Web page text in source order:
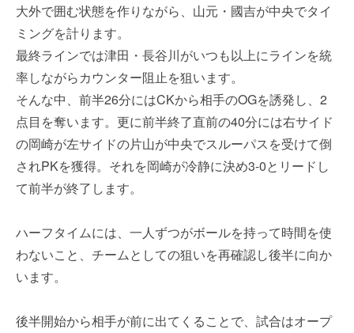
大外で囲む状態を作りながら、山元・國吉が中央でタイ
ミングを計ります。
最終ラインでは津田・長谷川がいつも以上にラインを統
率しながらカウンター阻止を狙います。
そんな中、前半26分にはCKから相手のOGを誘発し、2
点目を奪います。更に前半終了直前の40分には右サイド
の岡崎が左サイドの片山が中央でスルーパスを受けて倒
されPKを獲得。それを岡崎が冷静に決め3-0とリードし
て前半が終了します。
ハーフタイムには、一人ずつがボールを持って時間を使
わないこと、チームとしての狙いを再確認し後半に向か
います。
後半開始から相手が前に出てくることで、試合はオープ